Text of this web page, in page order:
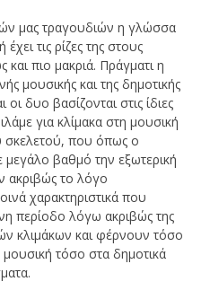
μας τραγουδιών η γλώσσα
τις ρίζες της στους
και πιο μακριά. Πράγματι η
μουσικής και της δημοτικής
δυο βασίζονται στις ίδιες
για κλίμακα στη μουσική
σκελετού, που όπως ο
βαθμό την εξωτερική
ακριβώς το λόγο
χαρακτηριστικά που
περίοδο λόγω ακριβώς της
κλιμάκων και φέρνουν τόσο
τόσο στα δημοτικά